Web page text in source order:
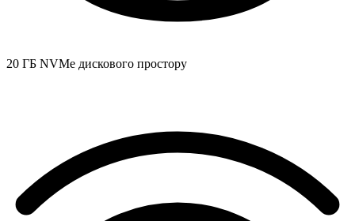
20 ГБ NVMe дискового простору